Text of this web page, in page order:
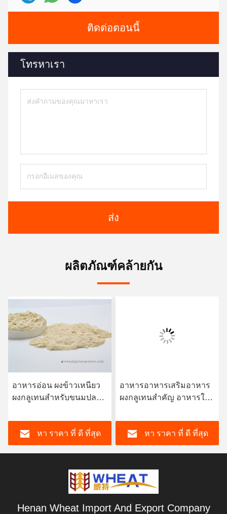
ติดต่อตอนนี้
โทรหาเรา
ส่ง
ผลิตภัณฑ์คล้ายกัน
อาหารอ่อน ผงข้าวเหนียว
ผงกลูเทนสําหรับขนมปลา
หา ราคา ที่ ดี ที่สุด
อาหารอาหารเสริมอาหาร
ผงกลูเทนสําคัญ อาหารใน
หา ราคา ที่ ดี ที่สุด
Henan Wheat Import And Export Company